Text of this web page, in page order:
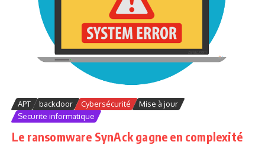
APT backdoor Cybersécurité
Mise à jour
Securite informatique
Le ransomware SynAck gagne en complexité